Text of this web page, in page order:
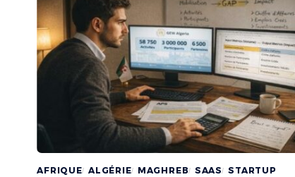
AFRIQUE ALGÉRIE MAGHREB SAAS STARTUP